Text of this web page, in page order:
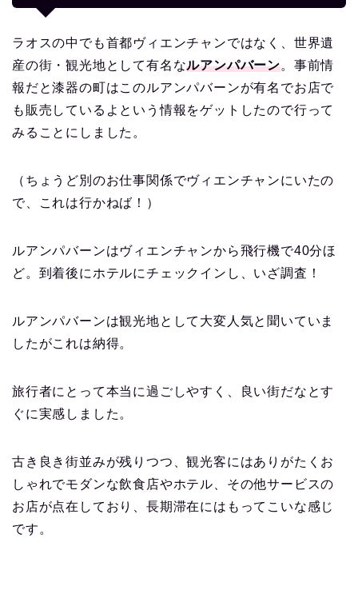
ラオスの中でも首都ヴィエンチャンではなく、世界遺
産の街・観光地として有名なルアンパバーン。事前情
報だと漆器の町はこのルアンパバーンが有名でお店で
も販売しているよという情報をゲットしたので行って
みることにしました。
（ちょうど別のお仕事関係でヴィエンチャンにいたの
で、これは行かねば！）
ルアンパバーンはヴィエンチャンから飛行機で40分ほ
ど。到着後にホテルにチェックインし、いざ調査！
ルアンパバーンは観光地として大変人気と聞いていま
したがこれは納得。
旅行者にとって本当に過ごしやすく、良い街だなとす
ぐに実感しました。
古き良き街並みが残りつつ、観光客にはありがたくお
しゃれでモダンな飲食店やホテル、その他サービスの
お店が点在しており、長期滞在にはもってこいな感じ
です。